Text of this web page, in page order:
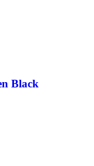
Black